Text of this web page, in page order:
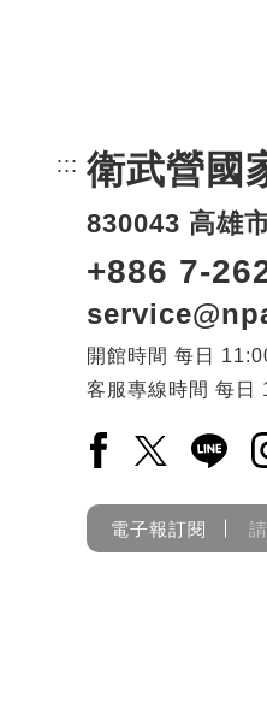
::: 頁尾網站資訊。
衛武營國
830043 高雄
+886 7-
開館時間 每日
客服專線時間 每日
Facebook(另開
X(另開新視
LINE(
電子報訂閱